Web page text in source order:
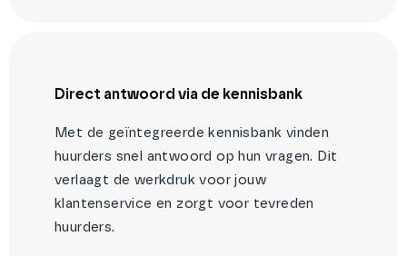
Direct antwoord via de kennisbank
Met de geïntegreerde kennisbank vinden
huurders snel antwoord op hun vragen. Dit
verlaagt de werkdruk voor jouw
klantenservice en zorgt voor tevreden
huurders.